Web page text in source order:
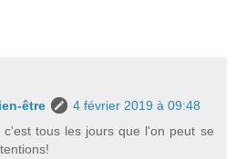
être
4 février 2019 à 09:48
tous les jours que l'on peut se